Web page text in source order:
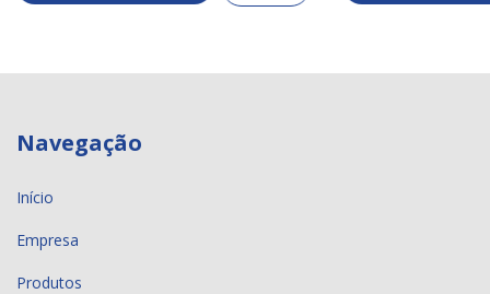
Navegação
Início
Empresa
Produtos